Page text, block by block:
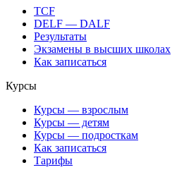
TCF
DELF — DALF
Результаты
Экзамены в высших школах
Как записаться
Курсы
Курсы — взрослым
Курсы — детям
Курсы — подросткам
Как записаться
Тарифы